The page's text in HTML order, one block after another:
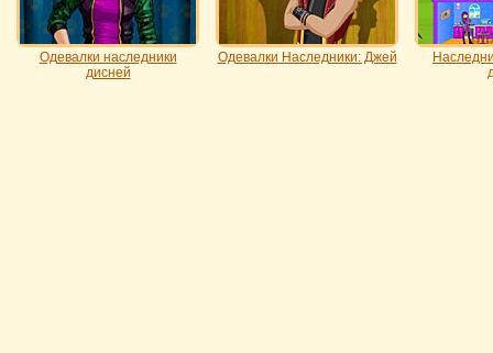
Одевалки наследники
дисней
Одевалки Наследники: Джей